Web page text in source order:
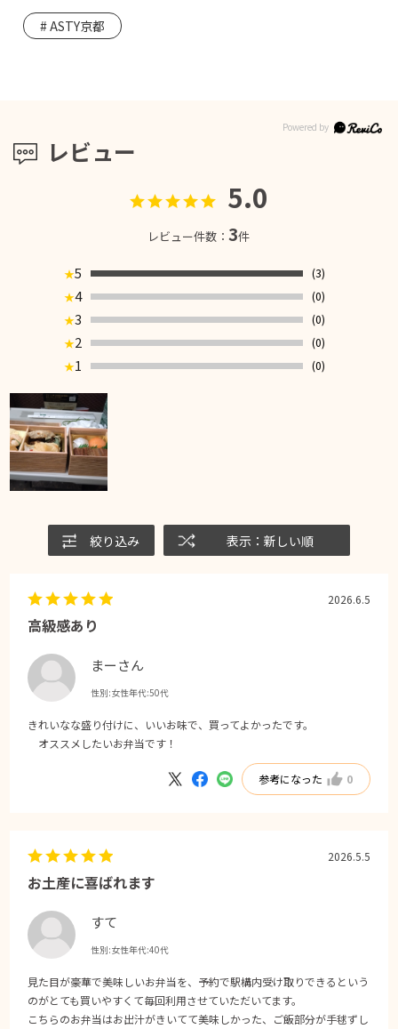
レビュー
5.0
レビュー件数：3件
★5
(3)
★4
(0)
★3
(0)
★2
(0)
★1 (0)
絞り込み 表示：新しい順
高級感あり
まーさん
性別:女性年代:50代
2026.6.5
きれいなな盛り付けに、いいお味で、買ってよかったです。
オススメしたいお弁当です！
参考になった 0
お土産に喜ばれます
すて
性別:女性年代:40代
2026.5.5
見た目が豪華で美味しいお弁当を、予約で駅構内受け取りできるという
のがとても買いやすくて毎回利用させていただいてます。
こちらのお弁当はお出汁がきいてて美味しかった、ご飯部分が手毬ずし
ASTY京都